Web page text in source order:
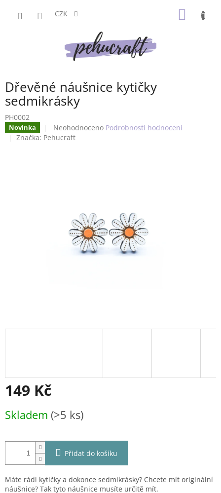
CZK
Dřevěné náušnice kytičky
sedmikrásky
PH0002
Novinka
Průměrné
hodnocení
Neohodnoceno Podrobnosti hodnocení
Značka: Pehucraft
149 Kč
cena:
Skladem (>5 ks)
Přidat do košíku
Máte rádi kytičky a dokonce sedmikrásky? Chcete mít originální
náušnice? Tak tyto náušnice musíte určitě mít.